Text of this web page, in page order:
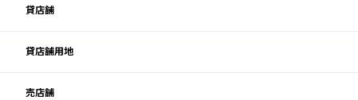
貸店舗
貸店舗用地
売店舗